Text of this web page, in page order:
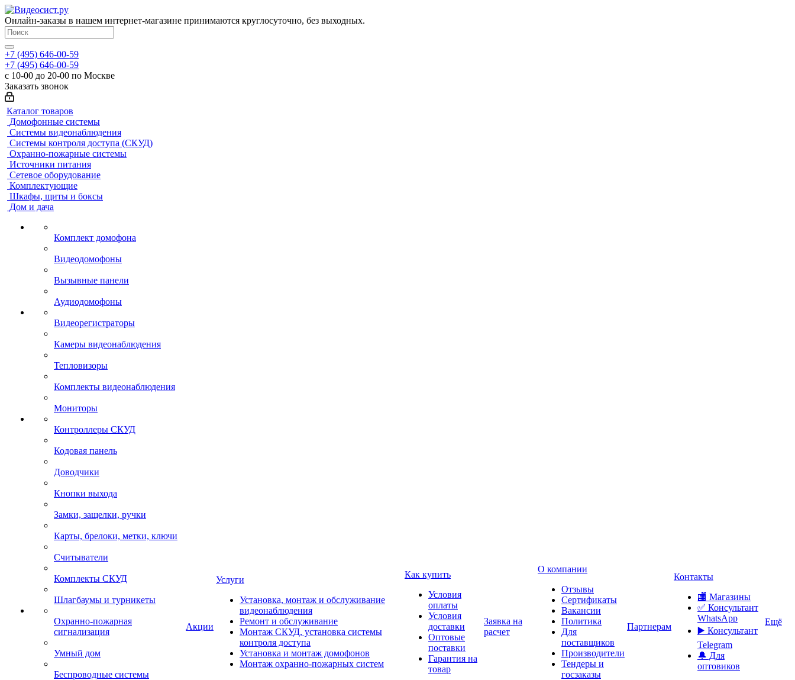
Онлайн-заказы в нашем интернет-магазине принимаются круглосуточно, без выходных.
+7 (495) 646-00-59
+7 (495) 646-00-59
с 10-00 до 20-00 по Москве
Заказать звонок
Каталог товаров
Домофонные системы
Системы видеонаблюдения
Системы контроля доступа (СКУД)
Охранно-пожарные системы
Источники питания
Сетевое оборудование
Комплектующие
Шкафы, щиты и боксы
Дом и дача
Комплект домофона
Видеодомофоны
Вызывные панели
Аудиодомофоны
Видеорегистраторы
Камеры видеонаблюдения
Тепловизоры
Комплекты видеонаблюдения
Мониторы
Контроллеры СКУД
Кодовая панель
Доводчики
Кнопки выхода
Замки, защелки, ручки
Карты, брелоки, метки, ключи
Считыватели
Комплекты СКУД
Шлагбаумы и турникеты
Охранно-пожарная
сигнализация
Умный дом
Беспроводные системы
Акции
Услуги
Установка, монтаж и обслуживание
видеонаблюдения
Ремонт и обслуживание
Монтаж СКУД, установка системы
контроля доступа
Установка и монтаж домофонов
Монтаж охранно-пожарных систем
Как купить
Условия
оплаты
Условия
доставки
Оптовые
поставки
Гарантия на
товар
Заявка на
расчет
О компании
Отзывы
Сертификаты
Вакансии
Политика
Для
поставщиков
Производители
Тендеры и
госзаказы
Партнерам
Контакты
🏬 Магазины
✅️ Консультант
WhatsApp
▶️ Консультант
Telegram
🔔 Для
оптовиков
Ещё